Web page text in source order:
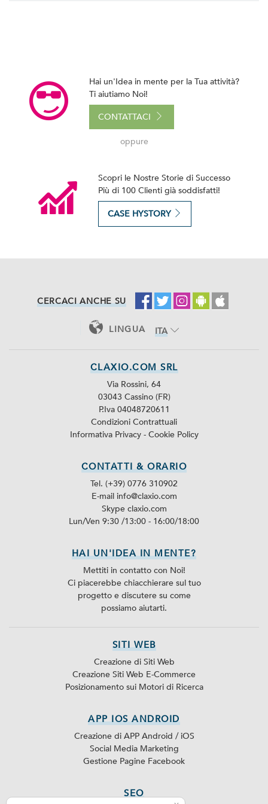
Hai un'Idea in mente per la Tua attività?
Ti aiutiamo Noi!
CONTATTACI
oppure
Scopri le Nostre Storie di Successo
Più di 100 Clienti già soddisfatti!
CASE HYSTORY
CERCACI ANCHE SU
LINGUA
ITA
CLAXIO.COM SRL
Via Rossini, 64
03043 Cassino (FR)
P.Iva 04048720611
Condizioni Contrattuali
Informativa Privacy - Cookie Policy
CONTATTI & ORARIO
Tel. (+39) 0776 310902
E-mail info@claxio.com
Skype claxio.com
Lun/Ven 9:30 /13:00 - 16:00/18:00
HAI UN'IDEA IN MENTE?
Mettiti in contatto con Noi!
Ci piacerebbe chiacchierare sul tuo
progetto e discutere su come
possiamo aiutarti.
SITI WEB
Creazione di Siti Web
Creazione Siti Web E-Commerce
Posizionamento sui Motori di Ricerca
APP IOS ANDROID
Creazione di APP Android / iOS
Social Media Marketing
Gestione Pagine Facebook
SEO